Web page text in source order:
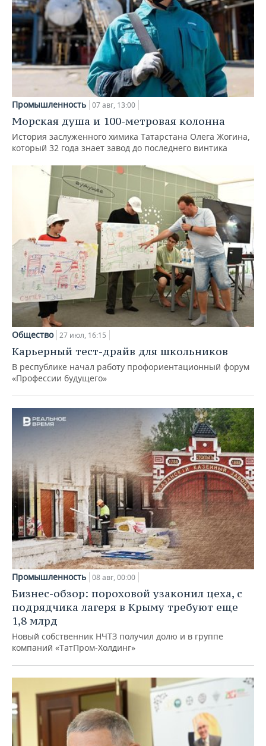
Промышленность 07 авг, 13:00
Морская душа и 100-метровая колонна
История заслуженного химика Татарстана Олега Жогина,
который 32 года знает завод до последнего винтика
Общество 27 июл, 16:15
Карьерный тест-драйв для школьников
В республике начал работу профориентационный форум
«Профессии будущего»
Промышленность 08 авг, 00:00
Бизнес-обзор: пороховой узаконил цеха, с
подрядчика лагеря в Крыму требуют еще
1,8 млрд
Новый собственник НЧТЗ получил долю и в группе
компаний «ТатПром-Холдинг»